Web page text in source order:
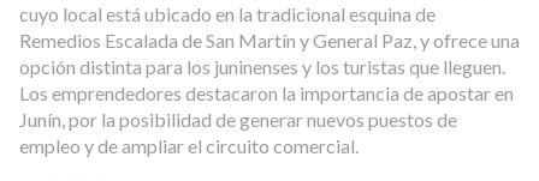
cuyo local está ubicado en la tradicional esquina de
Remedios Escalada de San Martín y General Paz, y ofrece una
opción distinta para los juninenses y los turistas que lleguen.
Los emprendedores destacaron la importancia de apostar en
Junín, por la posibilidad de generar nuevos puestos de
empleo y de ampliar el circuito comercial.